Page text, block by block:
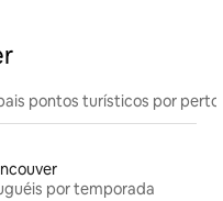
pontos turísticos por perto
por temporada